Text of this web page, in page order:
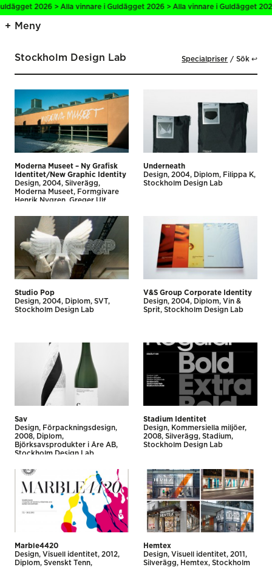
2026 > Alla vinnare i Guldägget 2026 > Alla vinnare i Guldägget
Meny
Stockholm Design Lab Specialpriser Sök ↩
Moderna Museet – Ny Grafisk
Identitet/New Graphic Identity
Design 2004 Silverägg
Moderna Museet
Formgivare
Henrik Nygren Greger Ulf
Underneath
Design 2004 Diplom
Filippa K
Stockholm Design Lab
Studio Pop
Design 2004 Diplom SVT
Stockholm Design Lab
V&S Group Corporate Identity
Design 2004 Diplom Vin &
Sprit Stockholm Design Lab
Sav
Design
Förpackningsdesign
2008
Diplom
Björksavsprodukter i Åre AB
Stockholm Design Lab
Stadium Identitet
Design
Kommersiella miljöer
2008 Silverägg
Stadium
Stockholm Design Lab
Marble4420
Design Visuell identitet 2012
Diplom Svenskt Tenn
Hemtex
Design Visuell identitet 2011
Silverägg
Hemtex
Stockholm